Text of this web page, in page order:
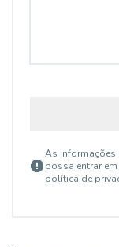
As informações
possa entrar
política de